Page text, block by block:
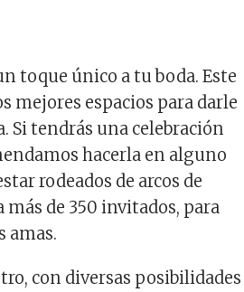
toque único a tu boda. Este
mejores espacios para darle
Si tendrás una celebración
hacerla en alguno
rodeados de arcos de
más de 350 invitados, para
amas.
con diversas posibilidades